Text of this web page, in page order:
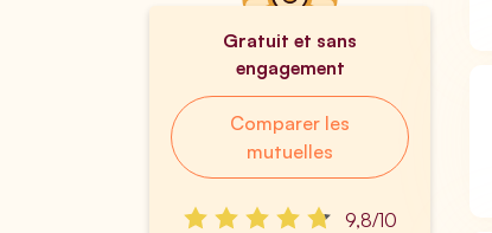
Gratuit et sans
engagement
Comparer les
mutuelles
9,8/10